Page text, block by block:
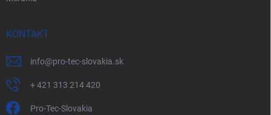
KONTAKT
info@pro-tec-slovakia.sk
+ 421 313 214 420
Pro-Tec-Slovakia